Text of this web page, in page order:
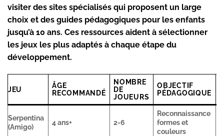
visiter des sites spécialisés qui proposent un large
choix et des guides pédagogiques pour les enfants
jusqu’à 10 ans. Ces ressources aident à sélectionner
les jeux les plus adaptés à chaque étape du
développement.
JEU
ÂGE
RECOMMANDÉ
NOMBRE
DE
JOUEURS
OBJECTIF
PÉDAGOGIQUE
Serpentina
(Amigo)
4 ans+ 2-6
Reconnaissance
formes et
couleurs